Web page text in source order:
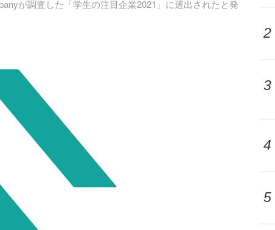
が調査した「学生の注目企業2021」に選出されたと発